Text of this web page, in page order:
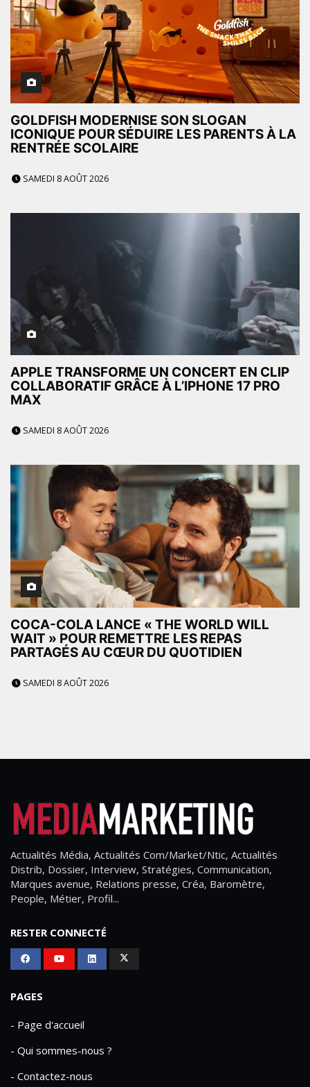
GOLDFISH MODERNISE SON SLOGAN
ICONIQUE POUR SÉDUIRE LES PARENTS À LA
RENTRÉE SCOLAIRE
SAMEDI 8 AOÛT 2026
APPLE TRANSFORME UN CONCERT EN CLIP
COLLABORATIF GRÂCE À L’IPHONE 17 PRO
MAX
SAMEDI 8 AOÛT 2026
COCA-COLA LANCE « THE WORLD WILL
WAIT » POUR REMETTRE LES REPAS
PARTAGÉS AU CŒUR DU QUOTIDIEN
SAMEDI 8 AOÛT 2026
Actualités Média, Actualités Com/Market/Ntic, Actualités
Distrib, Dossier, Interview, Stratégies, Communication,
Marques avenue, Relations presse, Créa, Baromètre,
People, Métier, Profil...
RESTER CONNECTÉ
PAGES
- Page d'accueil
- Qui sommes-nous ?
- Contactez-nous